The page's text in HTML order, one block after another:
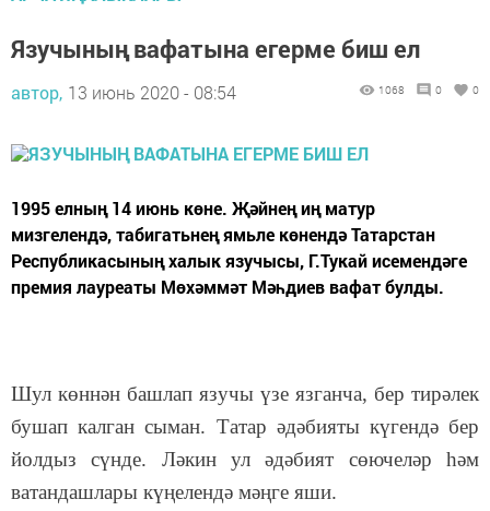
Язучының вафатына егерме биш ел
автор, 13 июнь 2020 - 08:54 1068 0 0
1995 елның 14 июнь көне. Җәйнең иң матур
мизгелендә, табигатьнең ямьле көнендә Татарстан
Республикасының халык язучысы, Г.Тукай исемендәге
премия лауреаты Мөхәммәт Мәһдиев вафат булды.
Шул көннән башлап язучы үзе язганча, бер тирәлек
бушап калган сыман. Татар әдәбияты күгендә бер
йолдыз сүнде. Ләкин ул әдәбият сөючеләр һәм
ватандашлары күңелендә мәңге яши.